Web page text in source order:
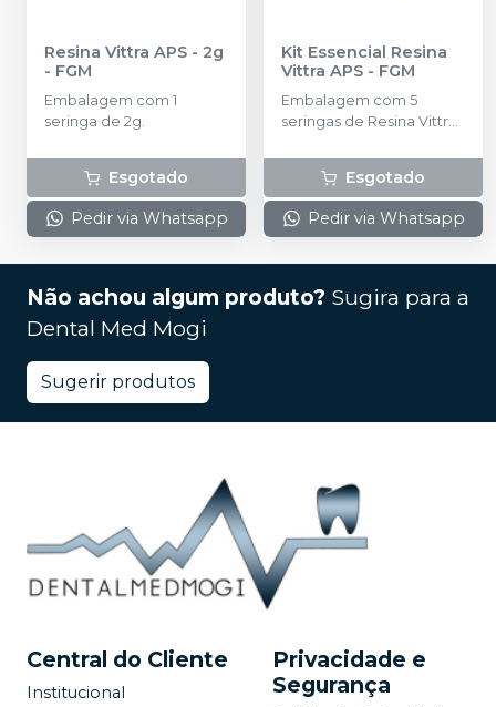
Resina Vittra APS - 2g
- FGM
Embalagem com 1
seringa de 2g.
Esgotado
Pedir via Whatsapp
Kit Essencial Resina
Vittra APS - FGM
Embalagem com 5
seringas de Resina Vittra
cores DA1, DA2, DA3, EA1
e EA2 + 1 seringa de
Resina Vittra APS com 2g
na cor Trans N + 1 Adesivo
Condicionador Ácido
Fosfórico Condac 37%
Esgotado
Pedir via Whatsapp
Não achou algum produto? Sugira para a
Dental Med Mogi
Sugerir produtos
Central do Cliente
Institucional
Privacidade e
Segurança